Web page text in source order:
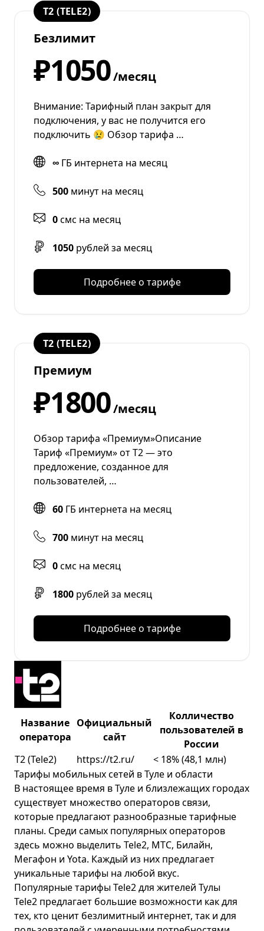
T2 (TELE2)
Безлимит
₽1050/месяц
Внимание: Тарифный план закрыт для
подключения, у вас не получится его
подключить 😢 Обзор тарифа …
∞ ГБ интернета на месяц
500 минут на месяц
0смс на месяц
1050 рублей за месяц
Подробнее о тарифе
T2 (TELE2)
Премиум
₽1800/месяц
Обзор тарифа «Премиум»Описание
Тариф «Премиум» от Т2 — это
предложение, созданное для
пользователей, …
60 ГБ интернета на месяц
700 минут на месяц
0смс на месяц
1800 рублей за месяц
Подробнее о тарифе
Название
оператора
Официальный
сайт
Колличество
пользователей в
России
T2 (Tele2)
https://t2.ru/
< 18% (48,1 млн)
Тарифы мобильных сетей в Туле и области
В настоящее время в Туле и близлежащих городах
существует множество операторов связи,
которые предлагают разнообразные тарифные
планы. Среди самых популярных операторов
здесь можно выделить Tele2, МТС, Билайн,
Мегафон и Yota. Каждый из них предлагает
уникальные тарифы на любой вкус.
Популярные тарифы Tele2 для жителей Тулы
Tele2 предлагает большие возможности как для
тех, кто ценит безлимитный интернет, так и для